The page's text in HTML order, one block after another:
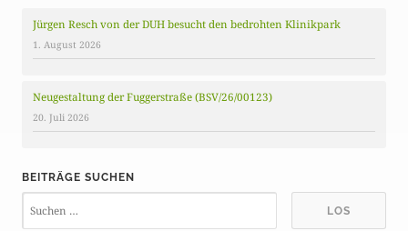
Jürgen Resch von der DUH besucht den bedrohten Klinikpark
1. August 2026
Neugestaltung der Fuggerstraße (BSV/26/00123)
20. Juli 2026
BEITRÄGE SUCHEN